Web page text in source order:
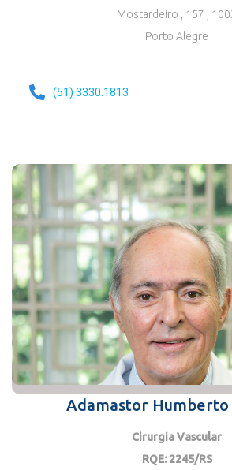
Mostardeiro , 157
,
Porto Alegre
(51) 3330.1813
Adamastor
Cirurgia Vascular
RQE: 2245/RS